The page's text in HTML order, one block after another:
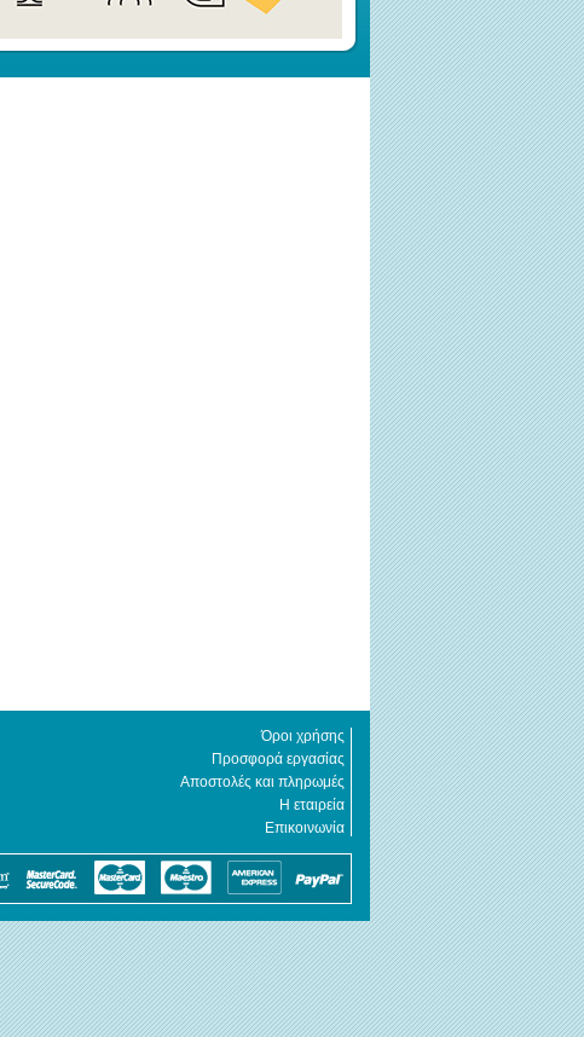
Όροι χρήσης
Προσφορά εργασίας
Αποστολές και πληρωμές
Η εταιρεία
Επικοινωνία